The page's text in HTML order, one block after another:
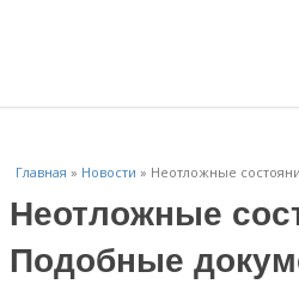
Главная » Новости » Неотложные
Неотложные
Подобные